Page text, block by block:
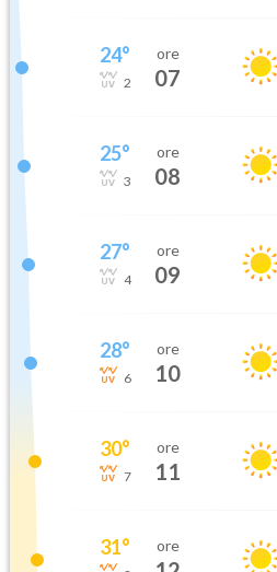
24°
2
ore
07
25°
3
ore
08
27°
4
ore
09
28°
6
ore
10
30°
7
ore
11
31° ore